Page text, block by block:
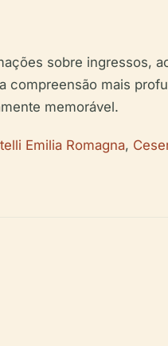
sobre ingressos,
compreensão mais
memorável.
Emilia Romagna,